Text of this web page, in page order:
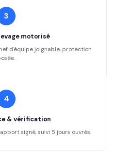
3
motorisé
d'équipe joignable, protection
4
& vérification
signé, suivi 5 jours ouvrés.